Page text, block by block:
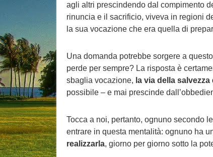
agli altri prescindendo dal compimento
rinuncia e il sacrificio, viveva in regioni
la sua vocazione che era quella di
Una domanda potrebbe sorgere a
perde per sempre? La risposta è
sbaglia vocazione, la via della
possibile – e mai prescinde
Tocca a noi, pertanto, ognuno secondo
entrare in questa mentalità: ognuno ha
realizzarla, giorno per giorno sotto la